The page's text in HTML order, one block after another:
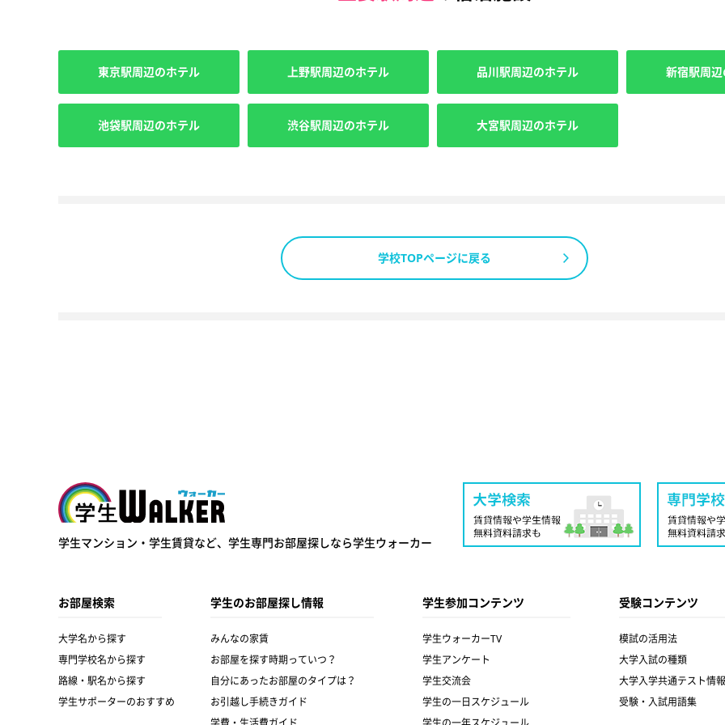
東京駅周辺のホテル 上野駅周辺のホテル 品川駅周辺のホテル 新宿駅周
池袋駅周辺のホテル 渋谷駅周辺のホテル 大宮駅周辺のホテル
学校TOPページに戻る
学生ウォーカー
学生マンション・学生賃貸など、 学生専門お部屋探しなら学生ウォーカー
お部屋検索
大学名から探す
専門学校名から探す
路線・駅名から探す
学生サポーターのおすすめ
学生のお部屋探し情報
みんなの家賃
お部屋を探す時期っていつ？
自分にあったお部屋のタイプは？
お引越し手続きガイド
学生参加コンテンツ
学生ウォーカーTV
学生アンケート
学生交流会
学生の一日スケジュール
受験コンテンツ
模試の活用法
大学入試の種類
大学入学共通テスト情報
受験・入試用語集